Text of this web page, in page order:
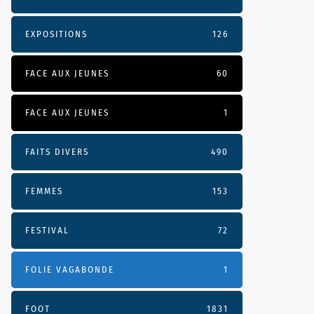
EXPOSITIONS 126
FACE AUX JEUNES 60
FACE AUX JEUNES 1
FAITS DIVERS 490
FEMMES 153
FESTIVAL 72
FOLIE VAGABONDE 1
FOOT 1831